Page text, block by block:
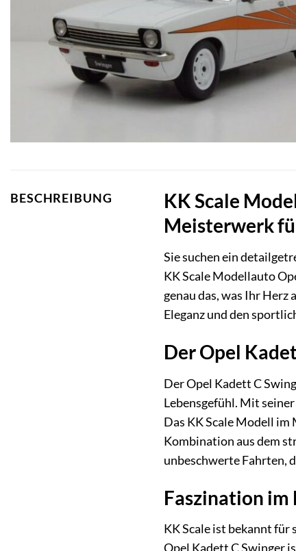
BESCHREIBUNG
KK Scale
Meisterwerk
Sie suchen ein
KK Scale Modellauto
genau das, was Ihr
Eleganz und den
Der Opel
Der Opel Kadett C
Lebensgefühl. Mit
Das KK Scale Modell
Kombination aus dem
unbeschwerte Fahrten,
Faszination im
KK Scale ist bekannt